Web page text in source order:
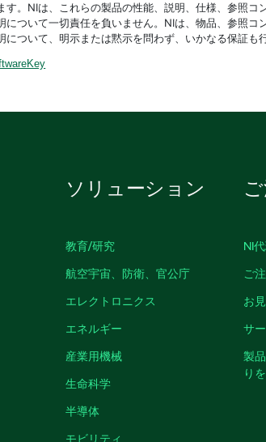
す。NIは、これらの製品の性能、説明、仕様、参照コ
について一切責任を負いません。NIは、物品、参照コ
ついて、明示または黙示を問わず、いかなる保証も
ソリューション
教育/研究
航空宇宙、防衛、官公庁
エレクトロニクス
エネルギー
産業用機械
生命科学
半導体
モビリティ
NI
ご
お
サ
製
り